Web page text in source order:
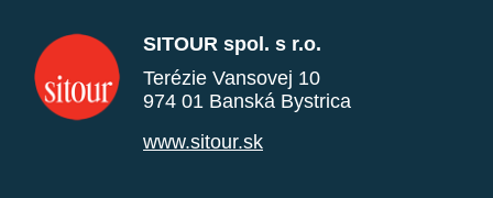
SITOUR spol. s r.o.
Terézie Vansovej 10
974 01 Banská Bystrica
www.sitour.sk